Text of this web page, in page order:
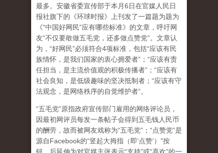
最多。安徽省委宣传部于本月6日在官媒人民日
报社旗下的《环球时报》上刊发了一篇题为题为
《“中国好网民”应有哪些标准》的文章，呼吁网
友“不仅要敢做五毛党，还多做点赞党”。文章认
为，“好网民”必须符合4项标准，包括“应该有民
族情怀，是我们国家的衷心拥爱者”；“应该有责
任担当，是主流价值观的积极传播者”；“应该有
社会良知，是低级趣味的坚决抵制者；“应该有守
法观念，是网络秩序的自觉维护者”。
“五毛党”原指政府宣传部门雇用的网络评论员，
因最初网评员每发一条帖子会得到五毛钱人民币
的酬劳，故而被网友戏称为“五毛党”；“点赞党”是
源自Facebook的“竖起大拇指（即‘点赞’）”按